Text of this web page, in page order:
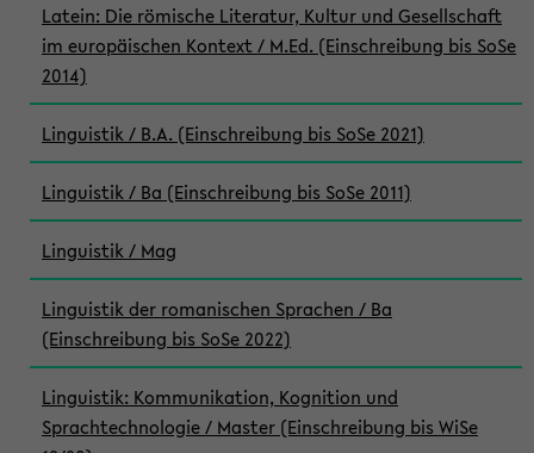
Latein: Die römische Literatur, Kultur und Gesellschaft
im europäischen Kontext / M.Ed. (Einschreibung bis SoSe
2014)
Linguistik / B.A. (Einschreibung bis SoSe 2021)
Linguistik / Ba (Einschreibung bis SoSe 2011)
Linguistik / Mag
Linguistik der romanischen Sprachen / Ba
(Einschreibung bis SoSe 2022)
Linguistik: Kommunikation, Kognition und
Sprachtechnologie / Master (Einschreibung bis WiSe